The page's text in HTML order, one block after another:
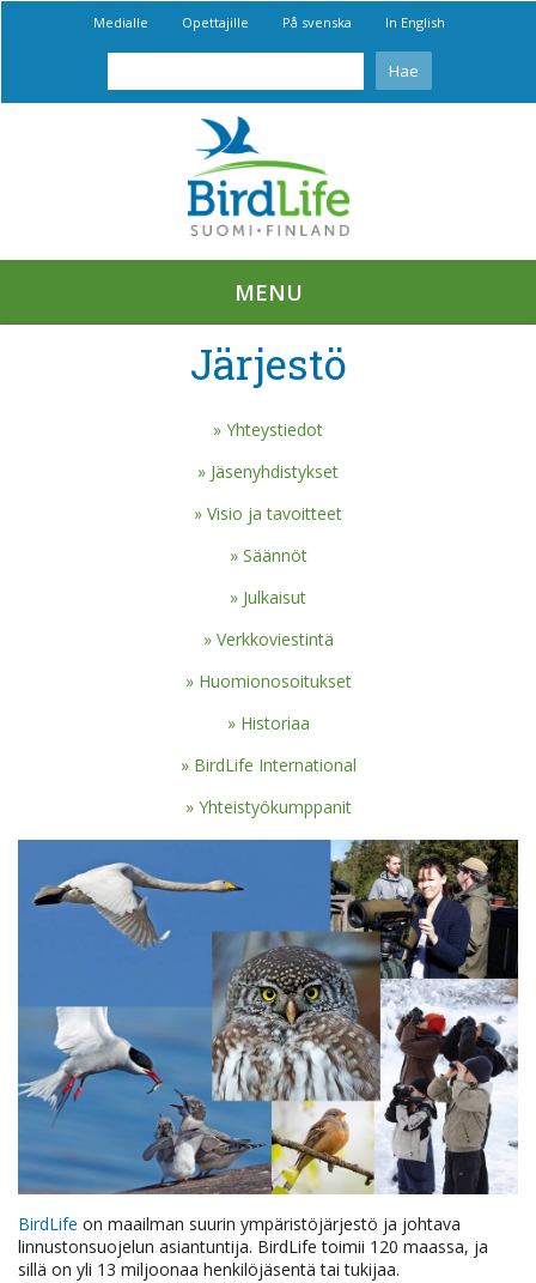
Medialle Opettajille På svenska In English
MENU
Järjestö
Yhteystiedot
Jäsenyhdistykset
Visio ja tavoitteet
Säännöt
Julkaisut
Verkkoviestintä
Huomionosoitukset
Historiaa
BirdLife International
Yhteistyökumppanit
BirdLife on maailman suurin ympäristöjärjestö ja johtava
linnustonsuojelun asiantuntija. BirdLife toimii 120 maassa, ja
sillä on yli 13 miljoonaa henkilöjäsentä tai tukijaa.